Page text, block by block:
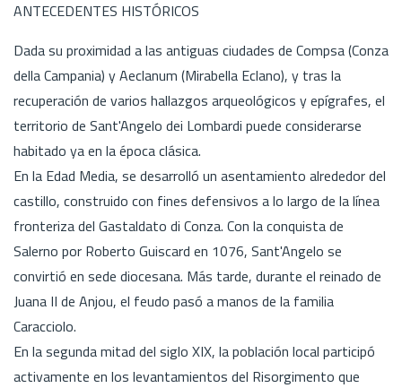
ANTECEDENTES HISTÓRICOS
Dada su proximidad a las antiguas ciudades de Compsa (Conza
della Campania) y Aeclanum (Mirabella Eclano), y tras la
recuperación de varios hallazgos arqueológicos y epígrafes, el
territorio de Sant'Angelo dei Lombardi puede considerarse
habitado ya en la época clásica.
En la Edad Media, se desarrolló un asentamiento alrededor del
castillo, construido con fines defensivos a lo largo de la línea
fronteriza del Gastaldato di Conza. Con la conquista de
Salerno por Roberto Guiscard en 1076, Sant'Angelo se
convirtió en sede diocesana. Más tarde, durante el reinado de
Juana II de Anjou, el feudo pasó a manos de la familia
Caracciolo.
En la segunda mitad del siglo XIX, la población local participó
activamente en los levantamientos del Risorgimento que